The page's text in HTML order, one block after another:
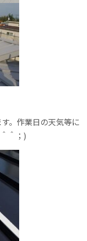
。作業日の天気等に
＾；)